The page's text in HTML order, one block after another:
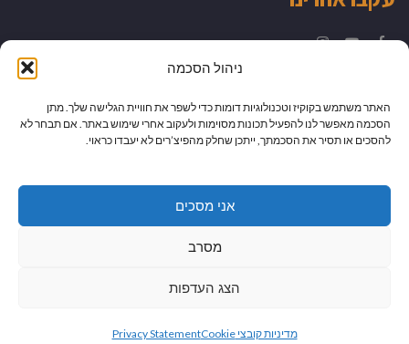
ניהול הסכמה
האתר משתמש בקוקיז וטכנולוגיות דומות כדי לשפר את חוויית הגלישה שלך. מתן
הסכמה מאפשר לנו להפעיל תכונות מסוימות ולעקוב אחרי שימוש באתר. אם תבחר לא
להסכים או תסיר את הסכמתך, ייתכן שחלק מהפיצ’רים לא יעבדו כראוי.
אני מסכים
מסרב
הצג העדפות
מדיניות קובצי Cookie Privacy Statement
מיתוג עיצוב ובניית אתרים